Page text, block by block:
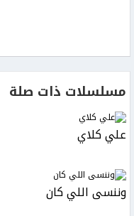
مسلسلات ذات صلة
علي كلاي
وننسى اللي كان